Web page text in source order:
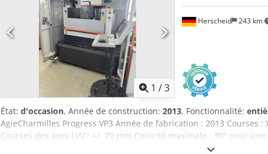
1 /3
Herscheid 243 km
État: d'occasion, Année de construction: 2013, Fonctionnalité:
AgieCharmilles Progress VP3 Année de fabrication : 2013 Courses :
Courses des axes U/V : +/- 70 mm Conicité maximale : 30° pour
disponibles : 0,15 – 0,33 mm Machine à bain d’eau avec enfilage